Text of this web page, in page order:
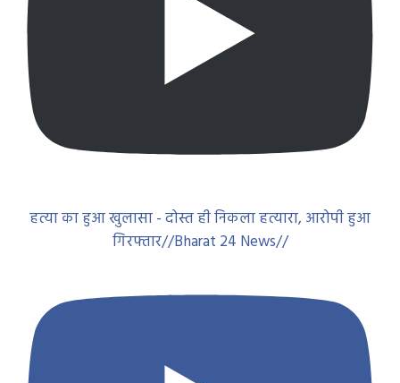
हत्या का हुआ खुलासा - दोस्त ही निकला हत्यारा, आरोपी हुआ
गिरफ्तार//Bharat 24 News//